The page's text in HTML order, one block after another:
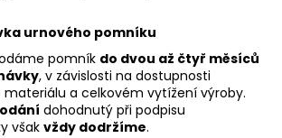
urnového pomníku
pomník do dvou až čtyř měsíců
, v závislosti na dostupnosti
materiálu a celkovém vytížení výroby.
dohodnutý při podpisu
však vždy dodržíme.